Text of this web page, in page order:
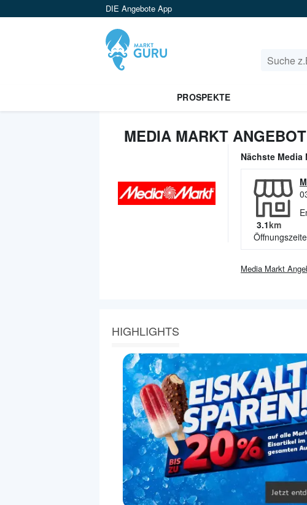
DIE Angebote App
PROSPEKTE
MEDIA MARKT
Nächste Media
3.1km
Media Markt
HIGHLIGHTS